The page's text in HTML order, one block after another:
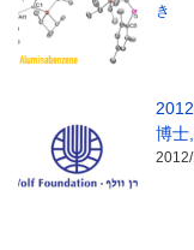
き
博士
2012/